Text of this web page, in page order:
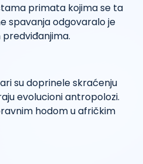
primata kojima se ta
spavanja odgovaralo je
su doprinele skraćenju
evolucioni antropolozi.
hodom u afričkim